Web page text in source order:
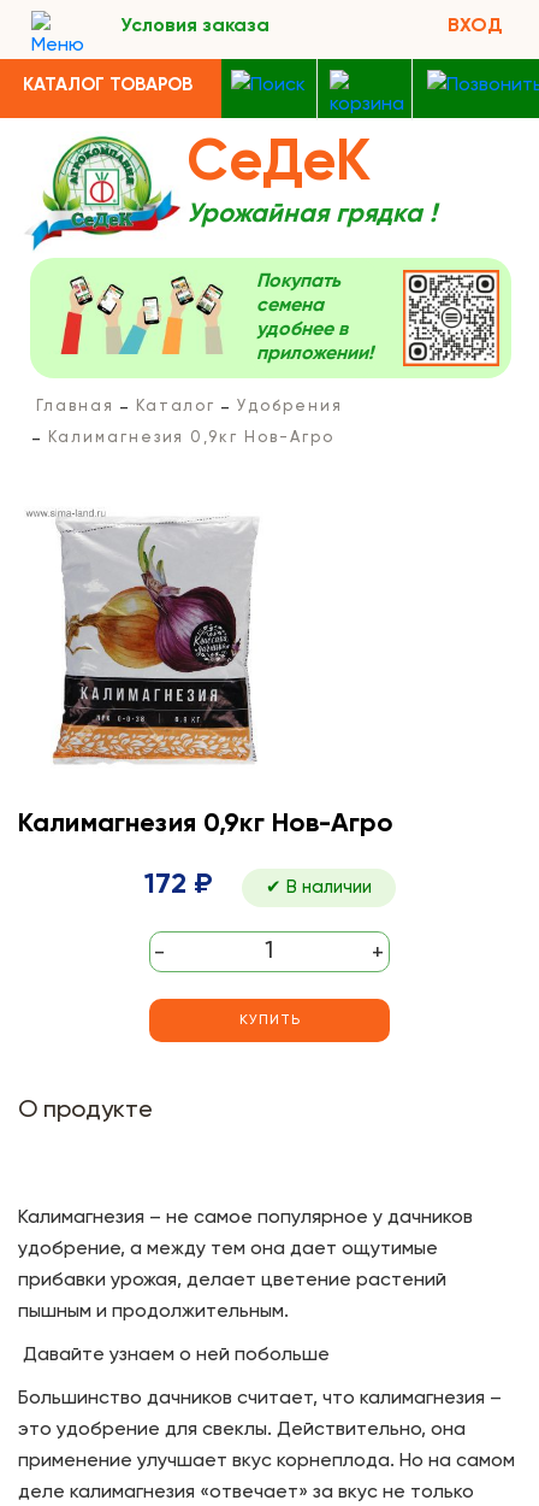
Условия заказа ВХОД
КАТАЛОГ ТОВАРОВ
СеДеК
Урожайная грядка !
Покупать
семена
удобнее в
приложении!
Главная Каталог
Удобрения
Калимагнезия 0,9кг Нов-Агро
Калимагнезия 0,9кг Нов-Агро
172 ₽ ✔ В наличии
- +
КУПИТЬ
О продукте
Калимагнезия – не самое популярное у дачников
удобрение, а между тем она дает ощутимые
прибавки урожая, делает цветение растений
пышным и продолжительным.
Давайте узнаем о ней побольше
Большинство дачников считает, что калимагнезия –
это удобрение для свеклы. Действительно, она
применение улучшает вкус корнеплода. Но на самом
деле калимагнезия «отвечает» за вкус не только